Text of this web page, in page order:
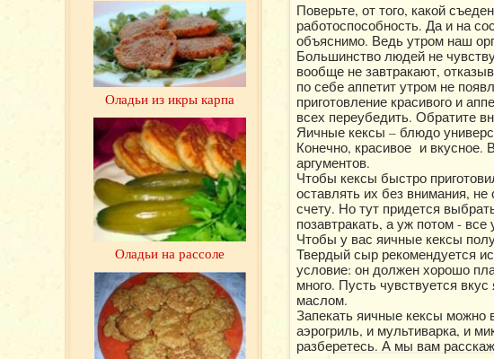
Поверьте, от того, какой
работоспособность. Да и на
объяснимо. Ведь утром наш
Большинство людей не
вообще не завтракают,
по себе аппетит утром не
приготовление красивого и
всех переубедить. Обратите
Яичные кексы – блюдо
Конечно, красивое и вкусное.
аргументов.
Чтобы кексы быстро
оставлять их без внимания,
счету. Но тут придется
позавтракать, а уж потом - все
Чтобы у вас яичные кексы
Твердый сыр рекомендуется
условие: он должен хорошо
много. Пусть чувствуется
маслом.
Запекать яичные кексы можно
аэрогриль, и мультиварка, и
разберетесь. А мы вам
Оладьи из икры карпа
Оладьи на рассоле